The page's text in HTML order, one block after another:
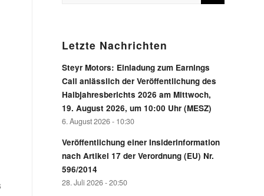
Letzte Nachrichten
Steyr Motors: Einladung zum Earnings
Call anlässlich der Veröffentlichung des
Halbjahresberichts 2026 am Mittwoch,
19. August 2026, um 10:00 Uhr (MESZ)
6. August 2026 - 10:30
Veröffentlichung einer Insiderinformation
nach Artikel 17 der Verordnung (EU) Nr.
596/2014
28. Juli 2026 - 20:50